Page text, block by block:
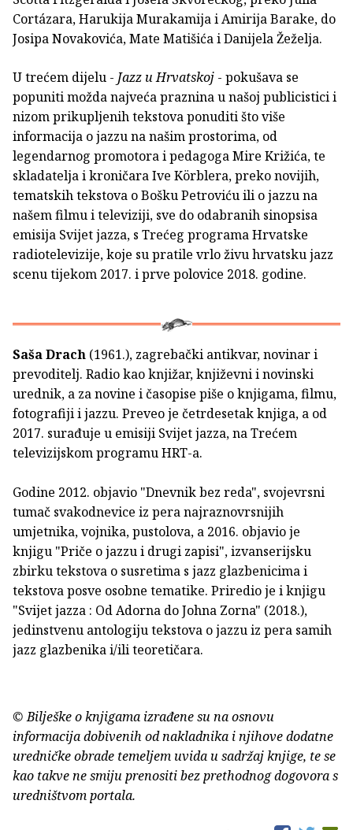
Cortázara, Harukija Murakamija i Amirija Barake, do
Josipa Novakovića, Mate Matišića i Danijela Žeželja.
U trećem dijelu - Jazz u Hrvatskoj - pokušava se
popuniti možda najveća praznina u našoj publicistici i
nizom prikupljenih tekstova ponuditi što više
informacija o jazzu na našim prostorima, od
legendarnog promotora i pedagoga Mire Križića, te
skladatelja i kroničara Ive Körblera, preko novijih,
tematskih tekstova o Bošku Petroviću ili o jazzu na
našem filmu i televiziji, sve do odabranih sinopsisa
emisija Svijet jazza, s Trećeg programa Hrvatske
radiotelevizije, koje su pratile vrlo živu hrvatsku jazz
scenu tijekom 2017. i prve polovice 2018. godine.
Saša Drach (1961.), zagrebački antikvar, novinar i
prevoditelj. Radio kao knjižar, književni i novinski
urednik, a za novine i časopise piše o knjigama, filmu,
fotografiji i jazzu. Preveo je četrdesetak knjiga, a od
2017. surađuje u emisiji Svijet jazza, na Trećem
televizijskom programu HRT-a.
Godine 2012. objavio "Dnevnik bez reda", svojevrsni
tumač svakodnevice iz pera najraznovrsnijih
umjetnika, vojnika, pustolova, a 2016. objavio je
knjigu "Priče o jazzu i drugi zapisi", izvanserijsku
zbirku tekstova o susretima s jazz glazbenicima i
tekstova posve osobne tematike. Priredio je i knjigu
"Svijet jazza : Od Adorna do Johna Zorna" (2018.),
jedinstvenu antologiju tekstova o jazzu iz pera samih
jazz glazbenika i/ili teoretičara.
© Bilješke o knjigama izrađene su na osnovu
informacija dobivenih od nakladnika i njihove dodatne
uredničke obrade temeljem uvida u sadržaj knjige, te se
kao takve ne smiju prenositi bez prethodnog dogovora s
uredništvom portala.